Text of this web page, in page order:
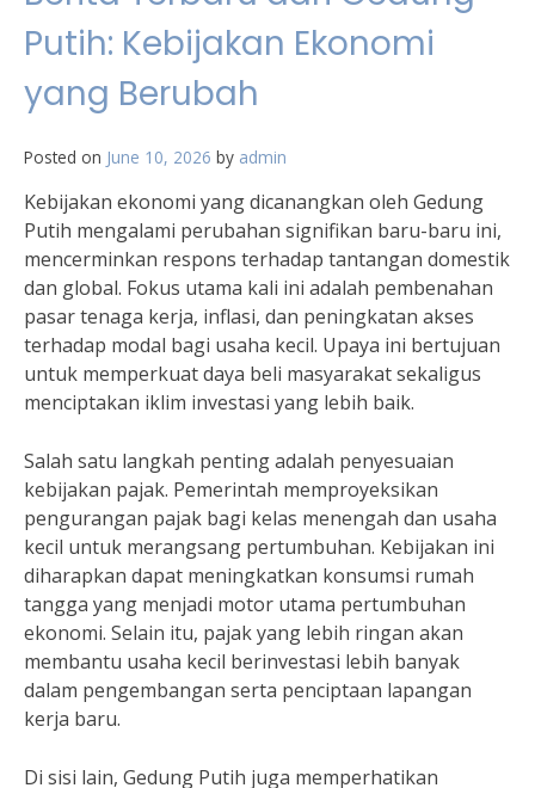
Putih: Kebijakan Ekonomi
yang Berubah
Posted on June 10, 2026 by admin
Kebijakan ekonomi yang dicanangkan oleh Gedung
Putih mengalami perubahan signifikan baru-baru ini,
mencerminkan respons terhadap tantangan domestik
dan global. Fokus utama kali ini adalah pembenahan
pasar tenaga kerja, inflasi, dan peningkatan akses
terhadap modal bagi usaha kecil. Upaya ini bertujuan
untuk memperkuat daya beli masyarakat sekaligus
menciptakan iklim investasi yang lebih baik.
Salah satu langkah penting adalah penyesuaian
kebijakan pajak. Pemerintah memproyeksikan
pengurangan pajak bagi kelas menengah dan usaha
kecil untuk merangsang pertumbuhan. Kebijakan ini
diharapkan dapat meningkatkan konsumsi rumah
tangga yang menjadi motor utama pertumbuhan
ekonomi. Selain itu, pajak yang lebih ringan akan
membantu usaha kecil berinvestasi lebih banyak
dalam pengembangan serta penciptaan lapangan
kerja baru.
Di sisi lain, Gedung Putih juga memperhatikan